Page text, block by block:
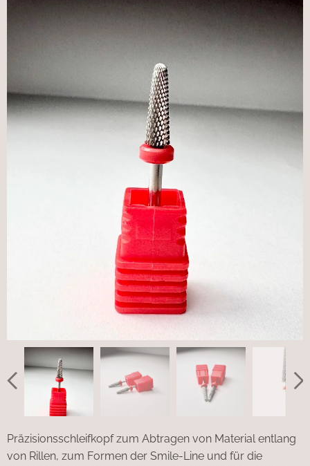
Präzisionsschleifkopf zum Abtragen von Material entlang
von Rillen, zum Formen der Smile-Line und für die